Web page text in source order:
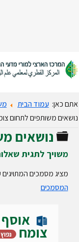
אתם כאן: עמוד הבית
נושאים משותפים לתחום
תיקייה
נושאים
משויך לתגית
מציג מסמכים
המסמכים
צומח נפוץ